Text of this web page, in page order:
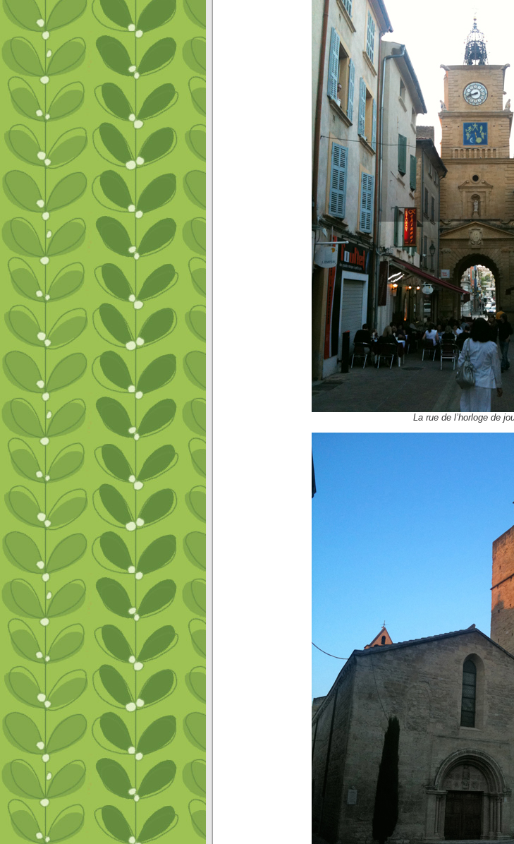
La rue de l’horloge de